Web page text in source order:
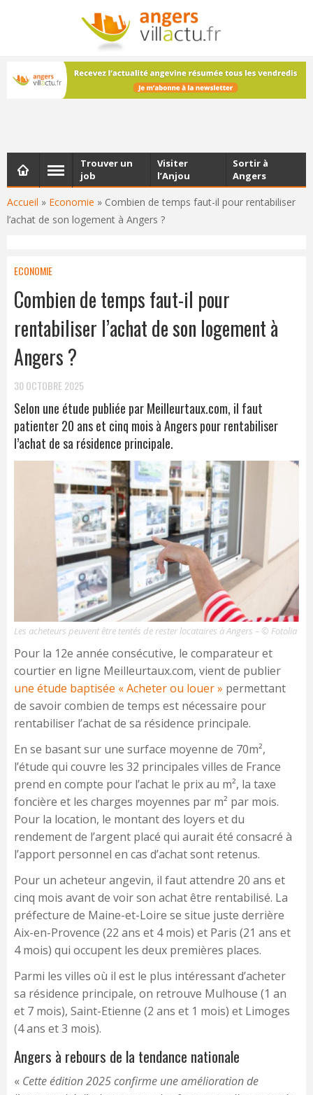
NEWSLETTER
Les dernières actualités d'Angers, chaque vendredi dans
votre boîte e-mail
Accueil » Economie » Combien de temps faut-il pour rentabiliser
l’achat de son logement à Angers ?
Trouver un
job
Visiter
l’Anjou
Sortir à
Angers
ECONOMIE
Combien de temps faut-il pour
rentabiliser l’achat de son logement à
Angers ?
30 OCTOBRE 2025
Selon une étude publiée par Meilleurtaux.com, il faut
patienter 20 ans et cinq mois à Angers pour rentabiliser
l’achat de sa résidence principale.
Les acheteurs peuvent être tentés de rester locataires à Angers – © Fotolia
Pour la 12e année consécutive, le comparateur et
courtier en ligne Meilleurtaux.com, vient de publier
une étude baptisée « Acheter ou louer » permettant
de savoir combien de temps est nécessaire pour
rentabiliser l’achat de sa résidence principale.
En se basant sur une surface moyenne de 70m²,
l’étude qui couvre les 32 principales villes de France
prend en compte pour l’achat le prix au m², la taxe
foncière et les charges moyennes par m² par mois.
Pour la location, le montant des loyers et du
rendement de l’argent placé qui aurait été consacré à
l’apport personnel en cas d’achat sont retenus.
Pour un acheteur angevin, il faut attendre 20 ans et
cinq mois avant de voir son achat être rentabilisé. La
préfecture de Maine-et-Loire se situe juste derrière
Aix-en-Provence (22 ans et 4 mois) et Paris (21 ans et
4 mois) qui occupent les deux premières places.
Parmi les villes où il est le plus intéressant d’acheter
sa résidence principale, on retrouve Mulhouse (1 an
et 7 mois), Saint-Etienne (2 ans et 1 mois) et Limoges
(4 ans et 3 mois).
Angers à rebours de la tendance nationale
« Cette édition 2025 confirme une amélioration de